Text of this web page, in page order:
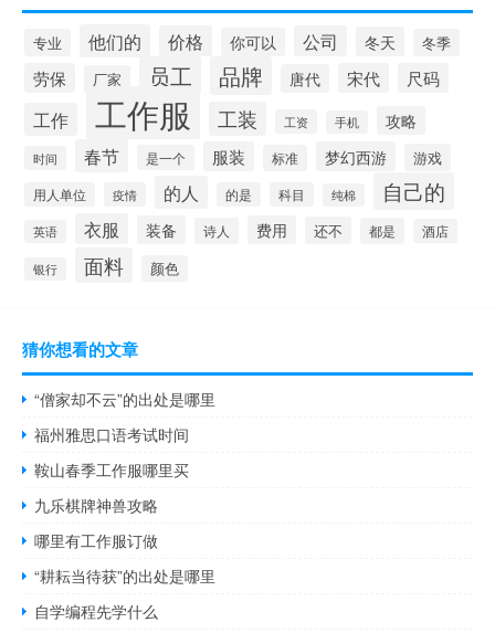
专业 他们的 价格 你可以 公司 冬天 冬季
劳保 厂家 员工 品牌 唐代 宋代 尺码
工作 工作服 工装 工资 手机 攻略
时间 春节 是一个 服装 标准 梦幻西游 游戏
用人单位 疫情 的人 的是 科目 纯棉 自己的
英语 衣服 装备 诗人 费用 还不 都是 酒店
银行 面料 颜色
猜你想看的文章
“僧家却不云”的出处是哪里
福州雅思口语考试时间
鞍山春季工作服哪里买
九乐棋牌神兽攻略
哪里有工作服订做
“耕耘当待获”的出处是哪里
自学编程先学什么